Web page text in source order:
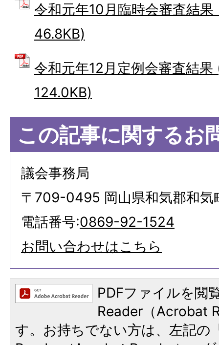
令和元年10月臨時会審査結
46.8KB)
令和元年12月定例会審査結
124.0KB)
この記事に関するお
議会事務局
〒709-0495 岡山県和気郡和気
電話番号:0869-92-1524
お問い合わせはこちら
PDFファイルを閲
Reader（Acrobat
す。お持ちでない方は、左記の